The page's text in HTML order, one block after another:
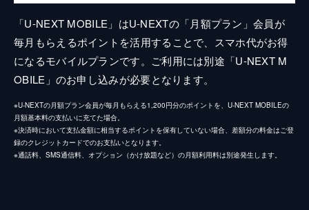
「U-NEXT MOBILE」はU-NEXTの「月額プラン」会員が
毎月もらえるポイントを活用することで、スマホ代がお得
になるモバイルプランです。ご利用には別途「U-NEXT M
OBILE」のお申し込みが必要となります。
※U-NEXTの月額プラン会員が毎月もらえる1,200円分のポイントを、U-NEXT MOBILEの
月額基本料の支払いに充てた場合。
※決済時において支払金額に相当するポイントを保有していない場合、差額分の料金はご登
録のクレジットカードでのお支払いとなります。
※通話料、SMS通信料、オプション（かけ放題など）の月額利用料は別途発生します。